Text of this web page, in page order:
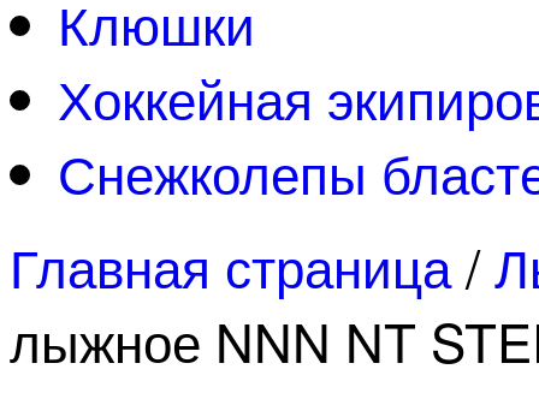
Клюшки
Хоккейная
Снежколепы
Главная страница/
лыжное NNN NT